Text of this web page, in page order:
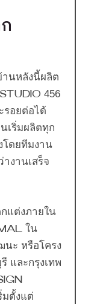
นหลังนี้ผลิต
Studio 456
รอยต่อได้
เริ่มผลิตทุก
โดยทีมงาน
งานเสร็จ
แต่งภายใน
ใน
นะ หรือโครง
และกรุงเทพ
ตั้งแต่